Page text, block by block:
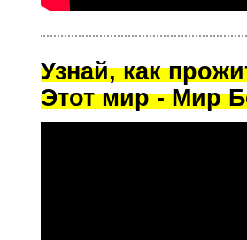
Узнай, как
Этот мир - Мир